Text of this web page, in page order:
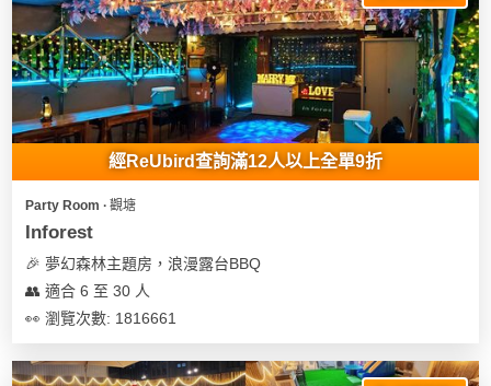
經ReUbird查詢滿12人以上全單9折
Party Room ∙ 觀塘
Inforest
🎉 夢幻森林主題房，浪漫露台BBQ
👥 適合 6 至 30 人
👀 瀏覽次數: 1816661